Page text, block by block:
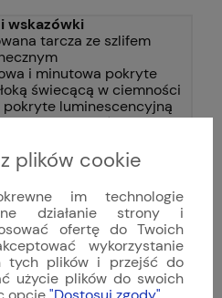
wskazówki
tarcza ze szlifem
i minutowa pokryte
świecącą w ciemności
luminescencyjną
w ciemności
producenta
z tytułu rękojmi
Konsumenta w Polsce)
zegarka Sinn 434
plików cookie
im technologie
działanie strony i
ofertę do Twoich
wykorzystanie
tych plików i przejść do
użycie plików do swoich